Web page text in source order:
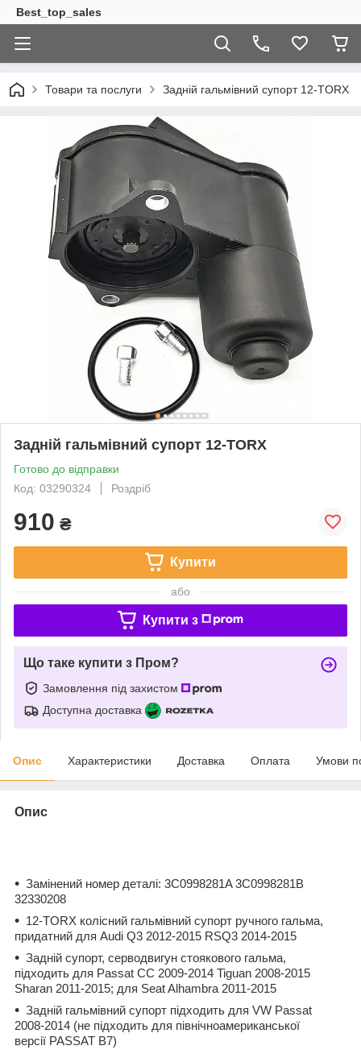
Best_top_sales
Товари та послуги Задній гальмівний супорт 12-TORX
Задній гальмівний супорт 12-TORX
Готово до відправки
Код: 03290324
Роздріб
910 ₴
Купити
або
Купити з
Що таке купити з Пром?
Замовлення під захистом
Доступна доставка
Опис Характеристики Доставка Оплата Умови
Опис
Замінений номер деталі: 3C0998281A 3C0998281B
32330208
12-TORX колісний гальмівний супорт ручного гальма,
придатний для Audi Q3 2012-2015 RSQ3 2014-2015
Задній супорт, серводвигун стоякового гальма,
підходить для Passat CC 2009-2014 Tiguan 2008-2015
Sharan 2011-2015; для Seat Alhambra 2011-2015
Задній гальмівний супорт підходить для VW Passat
2008-2014 (не підходить для північноамериканської
версії PASSAT B7)